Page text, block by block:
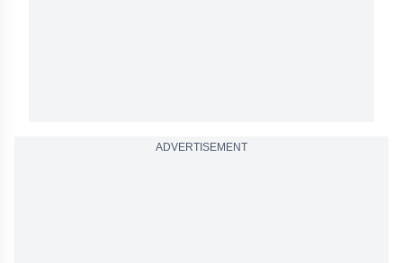
ADVERTISEMENT